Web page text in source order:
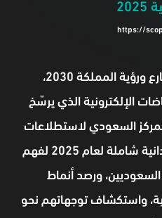
https://
في ظل التحول الرقمي المتسارع ورؤية المملكة 2030،
الإلكترونية الذي يرسّخ
المركز السعودي لاستطلاعات
الرأي العام (SCOP) دراسة ميدانية شاملة لعام 2025 لفهم
ورصد أنماط
واستكشاف توجهاتهم نحو